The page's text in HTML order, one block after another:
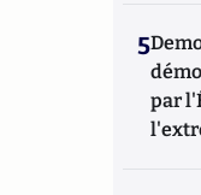
5
par